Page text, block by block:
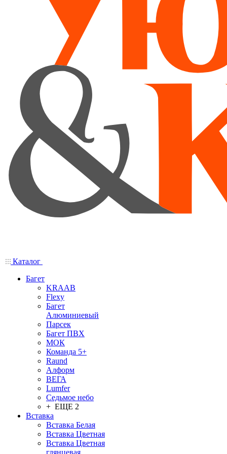
Каталог
Багет
KRAAB
Flexy
Багет
Алюминиевый
Парсек
Багет ПВХ
МОК
Команда 5+
Raund
Алформ
ВЕГА
Lumfer
Седьмое небо
+ ЕЩЕ 2
Вставка
Вставка Белая
Вставка Цветная
Вставка Цветная
глянцевая